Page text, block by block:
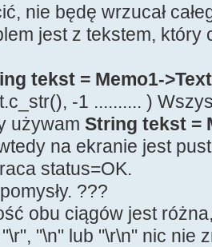
nie będę wrzucał
jest z tekstem, który
tekst = Memo1-
-1 .......... )
używam String tekst =
na ekranie jest
status=OK.
???
obu ciągów jest
"\n" lub "\r\n" nic nie